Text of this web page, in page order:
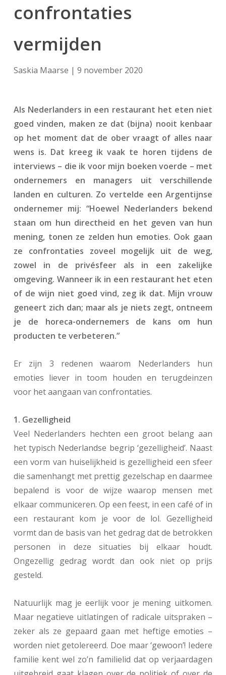
confrontaties
vermijden
Saskia Maarse | 9 november 2020
Als Nederlanders in een restaurant het eten niet
goed vinden, maken ze dat (bijna) nooit kenbaar
op het moment dat de ober vraagt of alles naar
wens is. Dat kreeg ik vaak te horen tijdens de
interviews – die ik voor mijn boeken voerde – met
ondernemers en managers uit verschillende
landen en culturen. Zo vertelde een Argentijnse
ondernemer mij: “Hoewel Nederlanders bekend
staan om hun directheid en het geven van hun
mening, tonen ze zelden hun emoties. Ook gaan
ze confrontaties zoveel mogelijk uit de weg,
zowel in de privésfeer als in een zakelijke
omgeving. Wanneer ik in een restaurant het eten
of de wijn niet goed vind, zeg ik dat. Mijn vrouw
geneert zich dan; maar als je niets zegt, ontneem
je de horeca-ondernemers de kans om hun
producten te verbeteren.”
Er zijn 3 redenen waarom Nederlanders hun
emoties liever in toom houden en terugdeinzen
voor het aangaan van confrontaties.
1. Gezelligheid
Veel Nederlanders hechten een groot belang aan
het typisch Nederlandse begrip ‘gezelligheid’. Naast
een vorm van huiselijkheid is gezelligheid een sfeer
die samenhangt met prettig gezelschap en daarmee
bepalend is voor de wijze waarop mensen met
elkaar communiceren. Op een feest, in een café of in
een restaurant kom je voor de lol. Gezelligheid
vormt dan de basis van het gedrag dat de betrokken
personen in deze situaties bij elkaar houdt.
Ongezellig gedrag wordt dan ook niet op prijs
gesteld.
Natuurlijk mag je eerlijk voor je mening uitkomen.
Maar negatieve uitlatingen of radicale uitspraken –
zeker als ze gepaard gaan met heftige emoties –
worden niet getolereerd. Doe maar ‘gewoon’! Iedere
familie kent wel zo’n familielid dat op verjaardagen